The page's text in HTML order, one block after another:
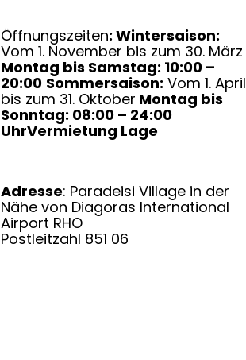
Öffnungszeiten: Wintersaison:
Vom 1. November bis zum 30. März
Montag bis Samstag: 10:00 –
20:00 Sommersaison: Vom 1. April
bis zum 31. Oktober Montag bis
Sonntag: 08:00 – 24:00
UhrVermietung Lage
Adresse: Paradeisi Village in der
Nähe von Diagoras International
Airport RHO
Postleitzahl 851 06